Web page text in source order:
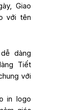
Giao
với tên
dàng
Tiết
với
in logo